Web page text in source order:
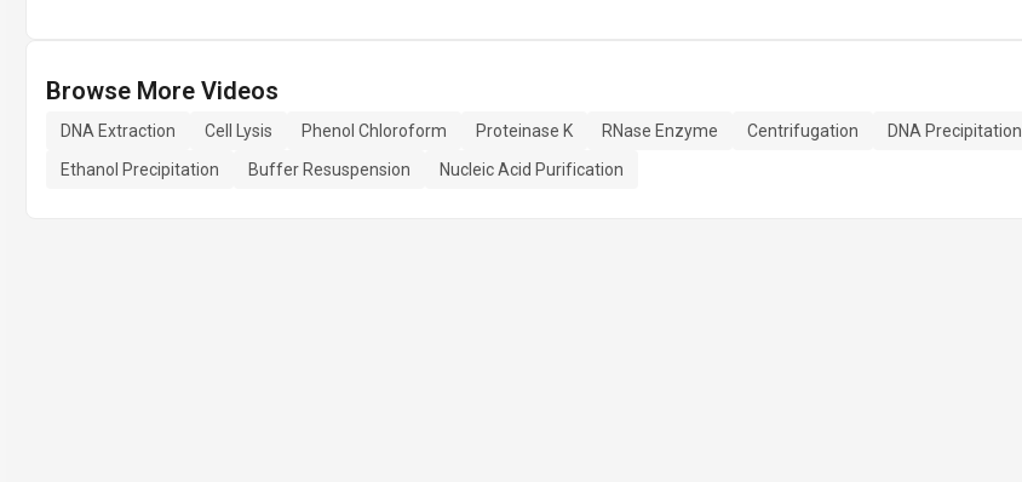
Browse More Videos
DNA Extraction Cell Lysis Phenol Chloroform Proteinase K RNase Enzyme Centrifugation
DNA Precipitation
Ethanol Precipitation
Buffer Resuspension Nucleic Acid Purification